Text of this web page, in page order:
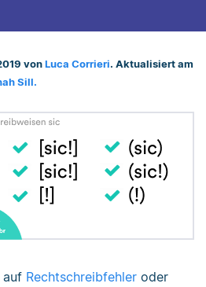
von Luca Corrieri. Aktualisiert am
Sill.
auf Rechtschreibfehler oder